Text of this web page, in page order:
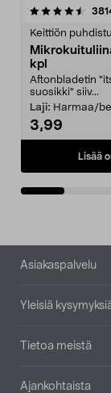
Keittiön
kpl
Aftonbladetin
suosikki" siiv...
Laji: Harmaa/
3,99
Lisää
Asiakaspalvelu
Yleisiä
Tietoa meistä
Ajankohtaista